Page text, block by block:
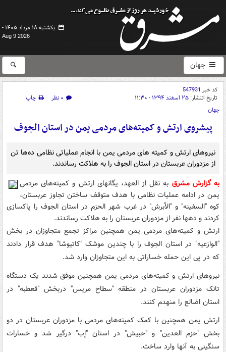
یکشنبه ۱۸ مرداد ۱۴۰۵ -
Aug 9 2026
جهان
کد خبر 547931
تاریخ انتشار: ۲۵ اسفند ۱۳۹۴ - ۱۱:۳۰ ۰ نظر
چاپ
جهان
پیشروی ارتش و کمیته‌های مردمی یمن در استان الجوف
نیروهای ارتش و کمیته های مردمی یمن با انجام عملیاتی نظامی ده‌ها تن
از مزدوران عربستان در استان الجوف را به هلاکت رساندند.
به گزارش مشرق به نقل از العهد، یگانهای ارتش و کمیته‌های مردمی
یمن در ادامه عملیات نظامی با هدف متوقف ساختن تجاوز عربستان،
کوه "السفینه" و "الأبرش" در غرب شهر الحزم در استان الجوف را پاکسازی
کردند و دهها نفر از مزدوران عربستان را به هلاکت رساندند.
ارتش و کمیته‌های مردمی یمن همچنین مراکز تجمع متجاوزان در بخش
"الوازعیه" در استان الجوف را با چندین موشک "کاتیوشا" هدف قرار دادند
که در پی این حمله خساراتی به این متجاوزان وارد شد.
نیروهای ارتش و کمیته‌های مردمی یمن همچنین موفق شدند یک دستگاه
تانک مزدوران عربستان در منطقه "سطاح مریس" دربخش "قعطبه" در
استان اضالع را منهدم کنند.
ارتش یمن همچنین با کمک کمیته‌های مردمی با مزدوران عربستان در دو
بخش "حزم العدین" و "حبیش" در استان "إب" درگیر شد و خسارات
سنگینی به آنها وارد ساخت.